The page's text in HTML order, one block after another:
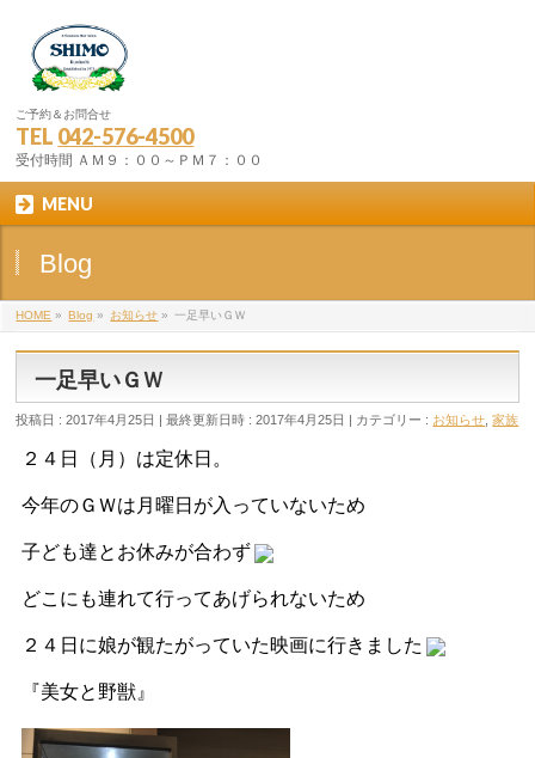
ご予約＆お問合せ
TEL 042-576-4500
受付時間 ＡＭ９：００～ＰＭ７：００
MENU
Blog
HOME » Blog » お知らせ » 一足早いＧＷ
一足早いＧＷ
投稿日 : 2017年4月25日 最終更新日時 : 2017年4月25日 カテゴリー : お知らせ ,家族
２４日（月）は定休日。
今年のＧＷは月曜日が入っていないため
子ども達とお休みが合わず
どこにも連れて行ってあげられないため
２４日に娘が観たがっていた映画に行きました
『美女と野獣』